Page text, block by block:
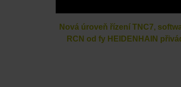
Nová úroveň řízení TNC7,
RCN od fy HEIDENHAIN